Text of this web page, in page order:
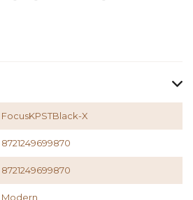
FocusKPSTBlack-X
8721249699870
8721249699870
Modern